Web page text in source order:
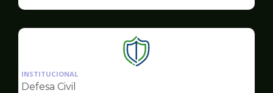
Ilustração
da
INSTITUCIONAL
Defesa Civil